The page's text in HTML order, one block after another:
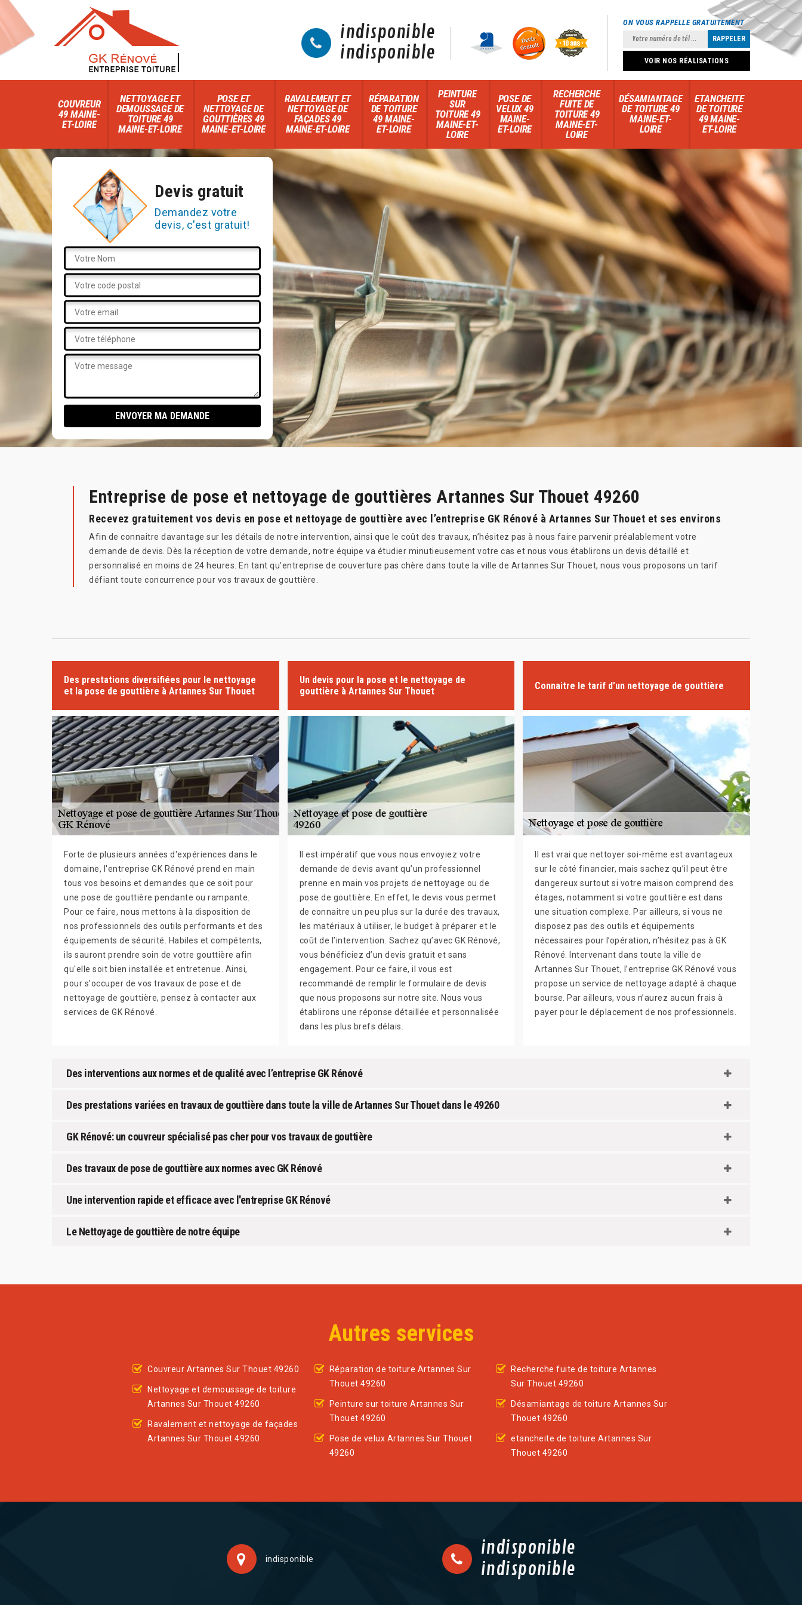
indisponible
indisponible
ON VOUS RAPPELLE GRATUITEMENT
VOIR NOS RÉALISATIONS
COUVREUR
49 MAINE-
ET-LOIRE
NETTOYAGE ET
DEMOUSSAGE DE
TOITURE 49
MAINE-ET-LOIRE
POSE ET
NETTOYAGE DE
GOUTTIÈRES 49
MAINE-ET-LOIRE
RAVALEMENT ET
NETTOYAGE DE
FAÇADES 49
MAINE-ET-LOIRE
RÉPARATION
DE TOITURE
49 MAINE-
ET-LOIRE
PEINTURE
SUR
TOITURE 49
MAINE-ET-
LOIRE
POSE DE
VELUX 49
MAINE-
ET-LOIRE
RECHERCHE
FUITE DE
TOITURE 49
MAINE-ET-
LOIRE
DÉSAMIANTAGE
DE TOITURE 49
MAINE-ET-
LOIRE
ETANCHEITE
DE TOITURE
49 MAINE-
ET-LOIRE
Devis gratuit
Demandez votre
devis, c'est gratuit!
Entreprise de pose et nettoyage de gouttières Artannes Sur Thouet 49260
Recevez gratuitement vos devis en pose et nettoyage de gouttière avec l’entreprise GK Rénové à Artannes Sur Thouet et ses environs
Afin de connaitre davantage sur les détails de notre intervention, ainsi que le coût des travaux, n’hésitez pas à nous faire parvenir préalablement votre
demande de devis. Dès la réception de votre demande, notre équipe va étudier minutieusement votre cas et nous vous établirons un devis détaillé et
personnalisé en moins de 24 heures. En tant qu’entreprise de couverture pas chère dans toute la ville de Artannes Sur Thouet, nous vous proposons un tarif
défiant toute concurrence pour vos travaux de gouttière.
Des prestations diversifiées pour le nettoyage
et la pose de gouttière à Artannes Sur Thouet
Forte de plusieurs années d'expériences dans le
domaine, l'entreprise GK Rénové prend en main
tous vos besoins et demandes que ce soit pour
une pose de gouttière pendante ou rampante.
Pour ce faire, nous mettons à la disposition de
nos professionnels des outils performants et des
équipements de sécurité. Habiles et compétents,
ils sauront prendre soin de votre gouttière afin
qu'elle soit bien installée et entretenue. Ainsi,
pour s'occuper de vos travaux de pose et de
nettoyage de gouttière, pensez à contacter aux
services de GK Rénové.
Un devis pour la pose et le nettoyage de
gouttière à Artannes Sur Thouet
Il est impératif que vous nous envoyiez votre
demande de devis avant qu’un professionnel
prenne en main vos projets de nettoyage ou de
pose de gouttière. En effet, le devis vous permet
de connaitre un peu plus sur la durée des travaux,
les matériaux à utiliser, le budget à préparer et le
coût de l’intervention. Sachez qu’avec GK Rénové,
vous bénéficiez d’un devis gratuit et sans
engagement. Pour ce faire, il vous est
recommandé de remplir le formulaire de devis
que nous proposons sur notre site. Nous vous
établirons une réponse détaillée et personnalisée
dans les plus brefs délais.
Connaitre le tarif d’un nettoyage de gouttière
Il est vrai que nettoyer soi-même est avantageux
sur le côté financier, mais sachez qu’il peut être
dangereux surtout si votre maison comprend des
étages, notamment si votre gouttière est dans
une situation complexe. Par ailleurs, si vous ne
disposez pas des outils et équipements
nécessaires pour l’opération, n’hésitez pas à GK
Rénové. Intervenant dans toute la ville de
Artannes Sur Thouet, l’entreprise GK Rénové vous
propose un service de nettoyage adapté à chaque
bourse. Par ailleurs, vous n’aurez aucun frais à
payer pour le déplacement de nos professionnels.
Des interventions aux normes et de qualité avec l’entreprise GK Rénové
Des prestations variées en travaux de gouttière dans toute la ville de Artannes Sur Thouet dans le 49260
GK Rénové: un couvreur spécialisé pas cher pour vos travaux de gouttière
Des travaux de pose de gouttière aux normes avec GK Rénové
Une intervention rapide et efficace avec l'entreprise GK Rénové
Le Nettoyage de gouttière de notre équipe
Autres services
Couvreur Artannes Sur Thouet 49260
Nettoyage et demoussage de toiture
Artannes Sur Thouet 49260
Ravalement et nettoyage de façades
Artannes Sur Thouet 49260
Réparation de toiture Artannes Sur
Thouet 49260
Peinture sur toiture Artannes Sur
Thouet 49260
Pose de velux Artannes Sur Thouet
49260
Recherche fuite de toiture Artannes
Sur Thouet 49260
Désamiantage de toiture Artannes Sur
Thouet 49260
etancheite de toiture Artannes Sur
Thouet 49260
indisponible
indisponible
indisponible